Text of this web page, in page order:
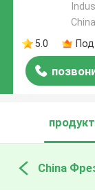
5.0
China